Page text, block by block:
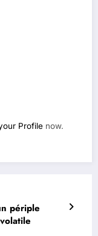
Profile now.
périple